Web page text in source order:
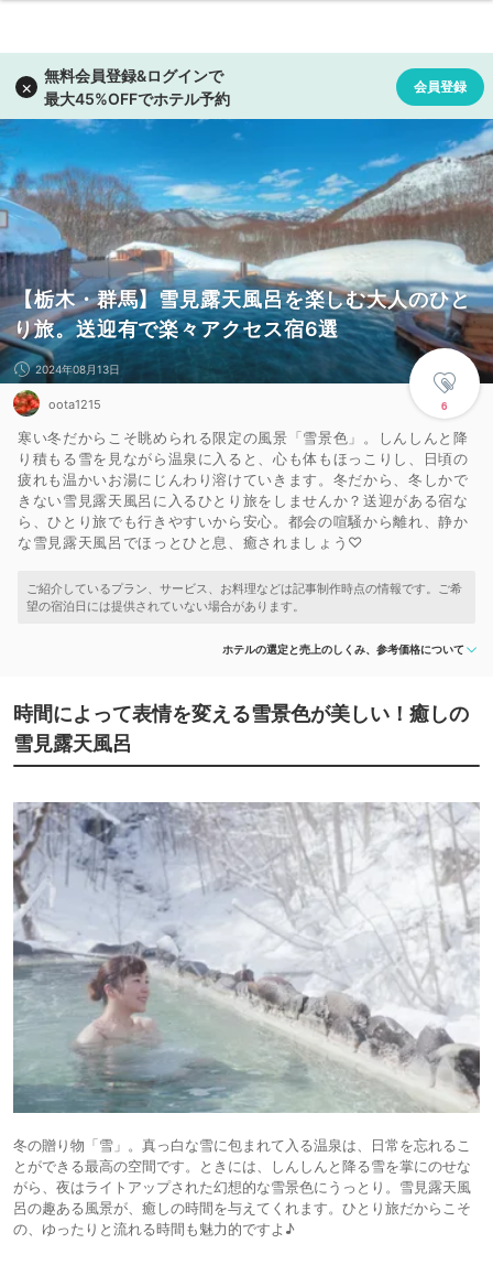
【栃木・群馬】雪見露天風呂を楽しむ大人のひと
り旅。送迎有で楽々アクセス宿6選
6
2024年08月13日
oota1215
寒い冬だからこそ眺められる限定の風景「雪景色」。しんしんと降
り積もる雪を見ながら温泉に入ると、心も体もほっこりし、日頃の
疲れも温かいお湯にじんわり溶けていきます。冬だから、冬しかで
きない雪見露天風呂に入るひとり旅をしませんか？送迎がある宿な
ら、ひとり旅でも行きやすいから安心。都会の喧騒から離れ、静か
な雪見露天風呂でほっとひと息、癒されましょう♡
ホテルの選定と売上のしくみ、参考価格について
時間によって表情を変える雪景色が美しい！癒しの
雪見露天風呂
冬の贈り物「雪」。真っ白な雪に包まれて入る温泉は、日常を忘れるこ
とができる最高の空間です。ときには、しんしんと降る雪を掌にのせな
がら、夜はライトアップされた幻想的な雪景色にうっとり。雪見露天風
呂の趣ある風景が、癒しの時間を与えてくれます。ひとり旅だからこそ
の、ゆったりと流れる時間も魅力的ですよ♪